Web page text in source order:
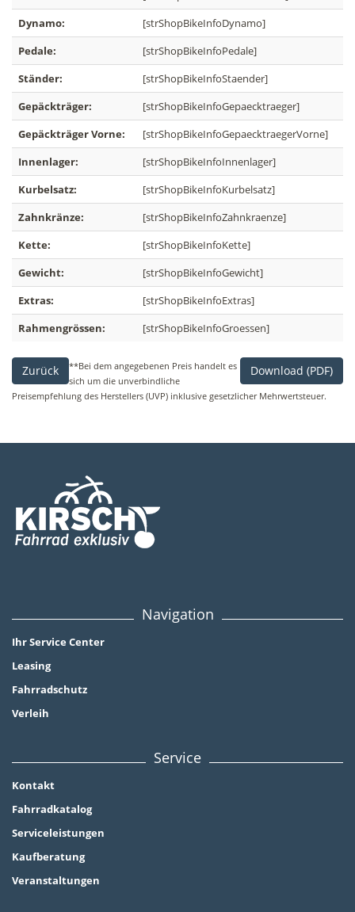
Dynamo:
[strShopBikeInfoDynamo]
Pedale:
[strShopBikeInfoPedale]
Ständer:
[strShopBikeInfoStaender]
Gepäckträger:
[strShopBikeInfoGepaecktraeger]
Gepäckträger Vorne:
[strShopBikeInfoGepaecktraegerVorne]
Innenlager:
[strShopBikeInfoInnenlager]
Kurbelsatz:
[strShopBikeInfoKurbelsatz]
Zahnkränze:
[strShopBikeInfoZahnkraenze]
Kette:
[strShopBikeInfoKette]
Gewicht:
[strShopBikeInfoGewicht]
Extras:
[strShopBikeInfoExtras]
Rahmengrössen:
[strShopBikeInfoGroessen]
Zurück Download (PDF)
**Bei dem angegebenen Preis handelt es
sich um die unverbindliche
Preisempfehlung des Herstellers (UVP) inklusive gesetzlicher Mehrwertsteuer.
Navigation
Ihr Service Center
Leasing
Fahrradschutz
Verleih
Service
Kontakt
Fahrradkatalog
Serviceleistungen
Kaufberatung
Veranstaltungen